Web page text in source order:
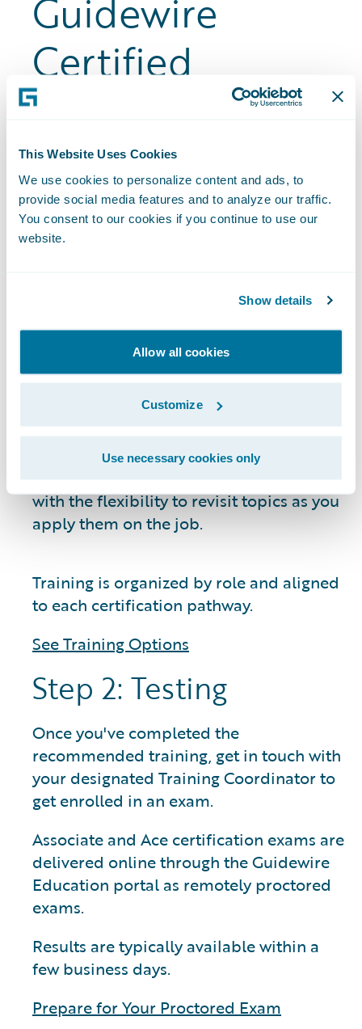
This Website Uses Cookies
We use cookies to personalize content and ads, to
provide social media features and to analyze our traffic.
You consent to our cookies if you continue to use our
website.
Show details
Allow all cookies
Customize
Use necessary cookies only
fournissant ainsi des informations essentielles en
quelques secondes.
Découvrez HazardHub
et des évaluations pour n'importe quelle adresse aux
métier, HazardHub vous permet de comprendre
rapidement les risques liés aux biens immobiliers,
fournissant ainsi des informations essentielles en
Guidewire
Certified
skills. Then validate them.
Step 1: Training
Guidewire offers training modalities to fit
hands-on guidance from experienced
Guidewire experts, which is the format
most teams use to align quickly before
key implementation phases.
Self-paced learningthrough a free
LearningPass subscription gives you on-
demand access to courses and materials,
with the flexibility to revisit topics as you
apply them on the job.
Training is organized by role and aligned
to each certification pathway.
See Training Options
Step 2: Testing
Once you've completed the
recommended training, get in touch with
your designated Training Coordinator to
get enrolled in an exam.
Associate and Ace certification exams are
delivered online through the Guidewire
Education portal as remotely proctored
exams.
Results are typically available within a
few business days.
Prepare for Your Proctored Exam